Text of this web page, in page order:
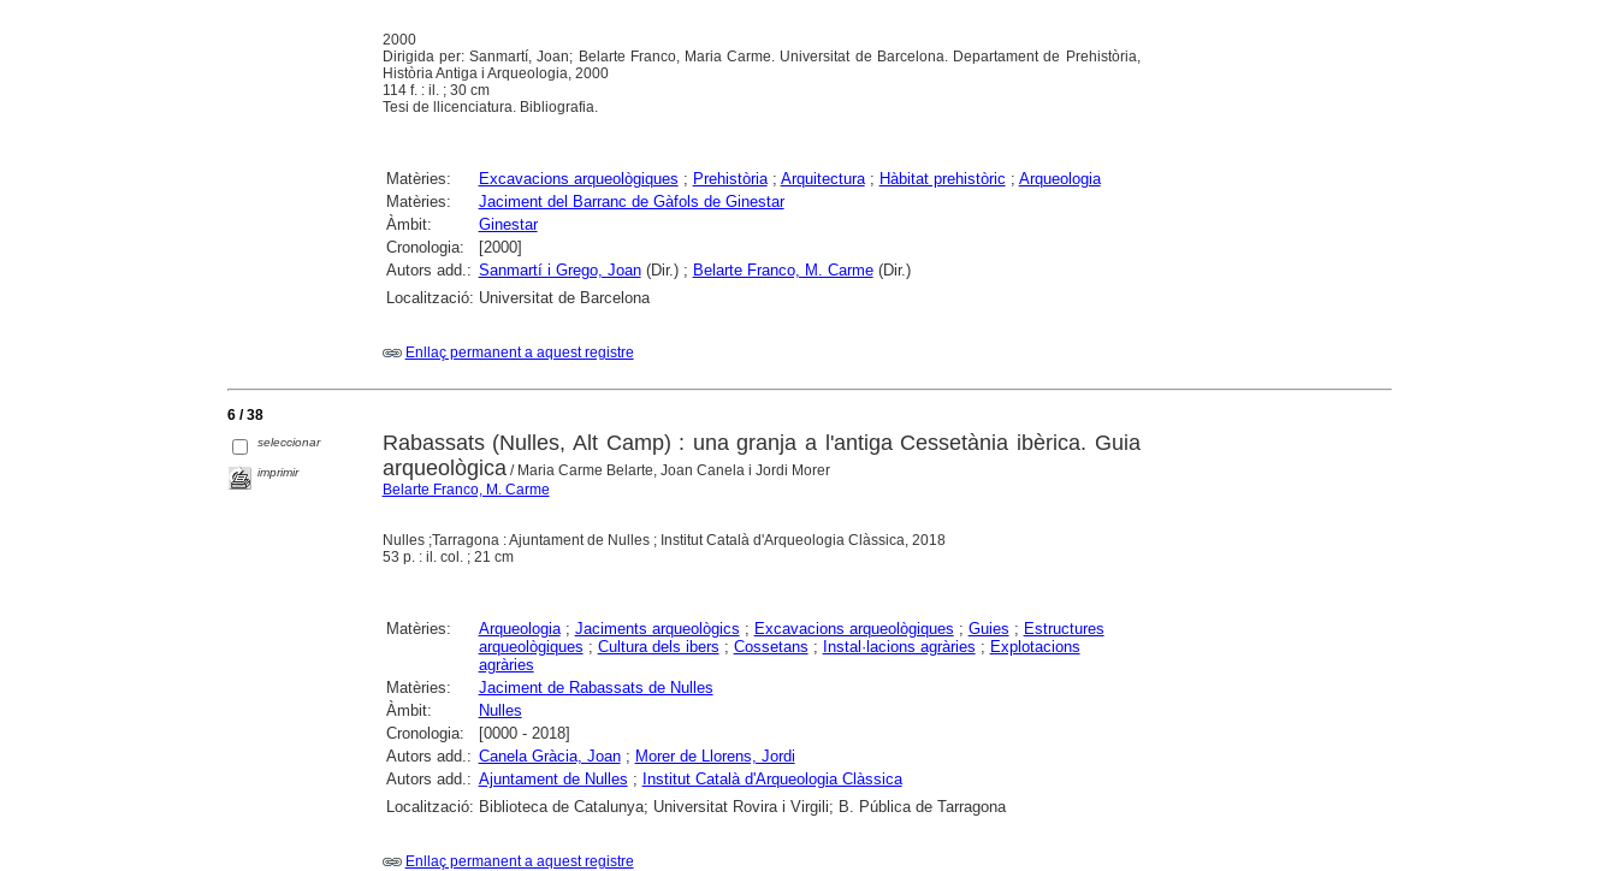
2000
Dirigida per: Sanmartí, Joan; Belarte Franco, Maria Carme. Universitat de Barcelona. Departament de Prehistòria,
Història Antiga i Arqueologia, 2000
114 f. : il. ; 30 cm
Tesi de llicenciatura. Bibliografia.
Matèries: Excavacions arqueològiques ; Prehistòria; Arquitectura; Hàbitat prehistòric ; Arqueologia
Matèries:
Jaciment del Barranc de Gàfols de Ginestar
Àmbit:
Ginestar
Cronologia:
[2000]
Autors add.: Sanmartí i Grego, Joan(Dir.) ; Belarte Franco, M. Carme(Dir.)
Localització: Universitat de Barcelona
Enllaç permanent a aquest registre
6 / 38
seleccionar
imprimir
Rabassats (Nulles, Alt Camp) : una granja a l'antiga Cessetània ibèrica. Guia
arqueològica / Maria Carme Belarte, Joan Canela i Jordi Morer
Belarte Franco, M. Carme
Nulles ;Tarragona : Ajuntament de Nulles ; Institut Català d'Arqueologia Clàssica, 2018
53 p. : il. col. ; 21 cm
Matèries: Arqueologia; Jaciments arqueològics ; Excavacions arqueològiques ; Guies ; Estructures
arqueològiques ; Cultura dels ibers ; Cossetans ; Instal·lacions agràries ; Explotacions
agràries
Matèries:
Jaciment de Rabassats de Nulles
Àmbit:
Nulles
Cronologia:
[0000 - 2018]
Autors add.: Canela Gràcia, Joan; Morer de Llorens, Jordi
Autors add.: Ajuntament de Nulles ; Institut Català d'Arqueologia Clàssica
Localització: Biblioteca de Catalunya; Universitat Rovira i Virgili; B. Pública de Tarragona
Enllaç permanent a aquest registre